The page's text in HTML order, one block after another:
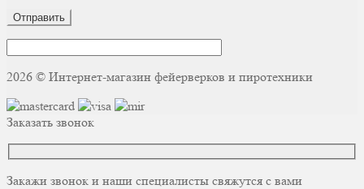
Отправить
2026 © Интернет-магазин фейерверков и пиротехники
Заказать звонок
Закажи звонок и наши специалисты свяжутся с вами